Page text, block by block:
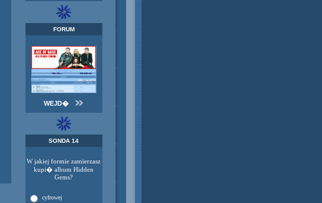
FORUM
WEJD�
SONDA 14
W jakiej formie zamierzasz
kupi� album Hidden
Gems?
cyfrowej